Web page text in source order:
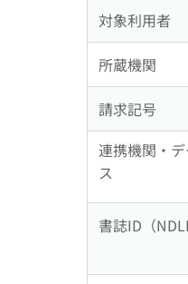
対象利用者
所蔵機関
請求記号
連携機関・
ス
書誌ID（